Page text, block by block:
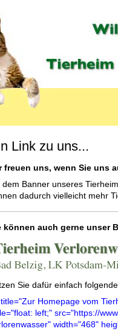
Link zu uns...
freuen uns, wenn Sie uns
dem Banner unseres
dadurch vielleicht mehr
können auch gerne unser
Sie dafür einfach
Homepage vom
left;" src="https://
width="468"